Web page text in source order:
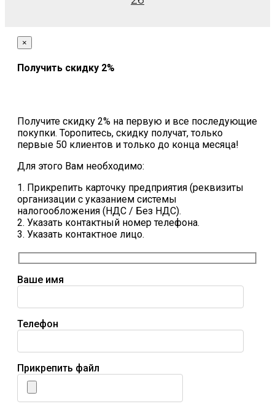
×
Получить скидку 2%
Получите скидку 2% на первую и все последующие
покупки. Торопитесь, скидку получат, только
первые 50 клиентов и только до конца месяца!
Для этого Вам необходимо:
1. Прикрепить карточку предприятия (реквизиты
организации с указанием системы
налогообложения (НДС / Без НДС).
2. Указать контактный номер телефона.
3. Указать контактное лицо.
Ваше имя
Телефон
Прикрепить файл